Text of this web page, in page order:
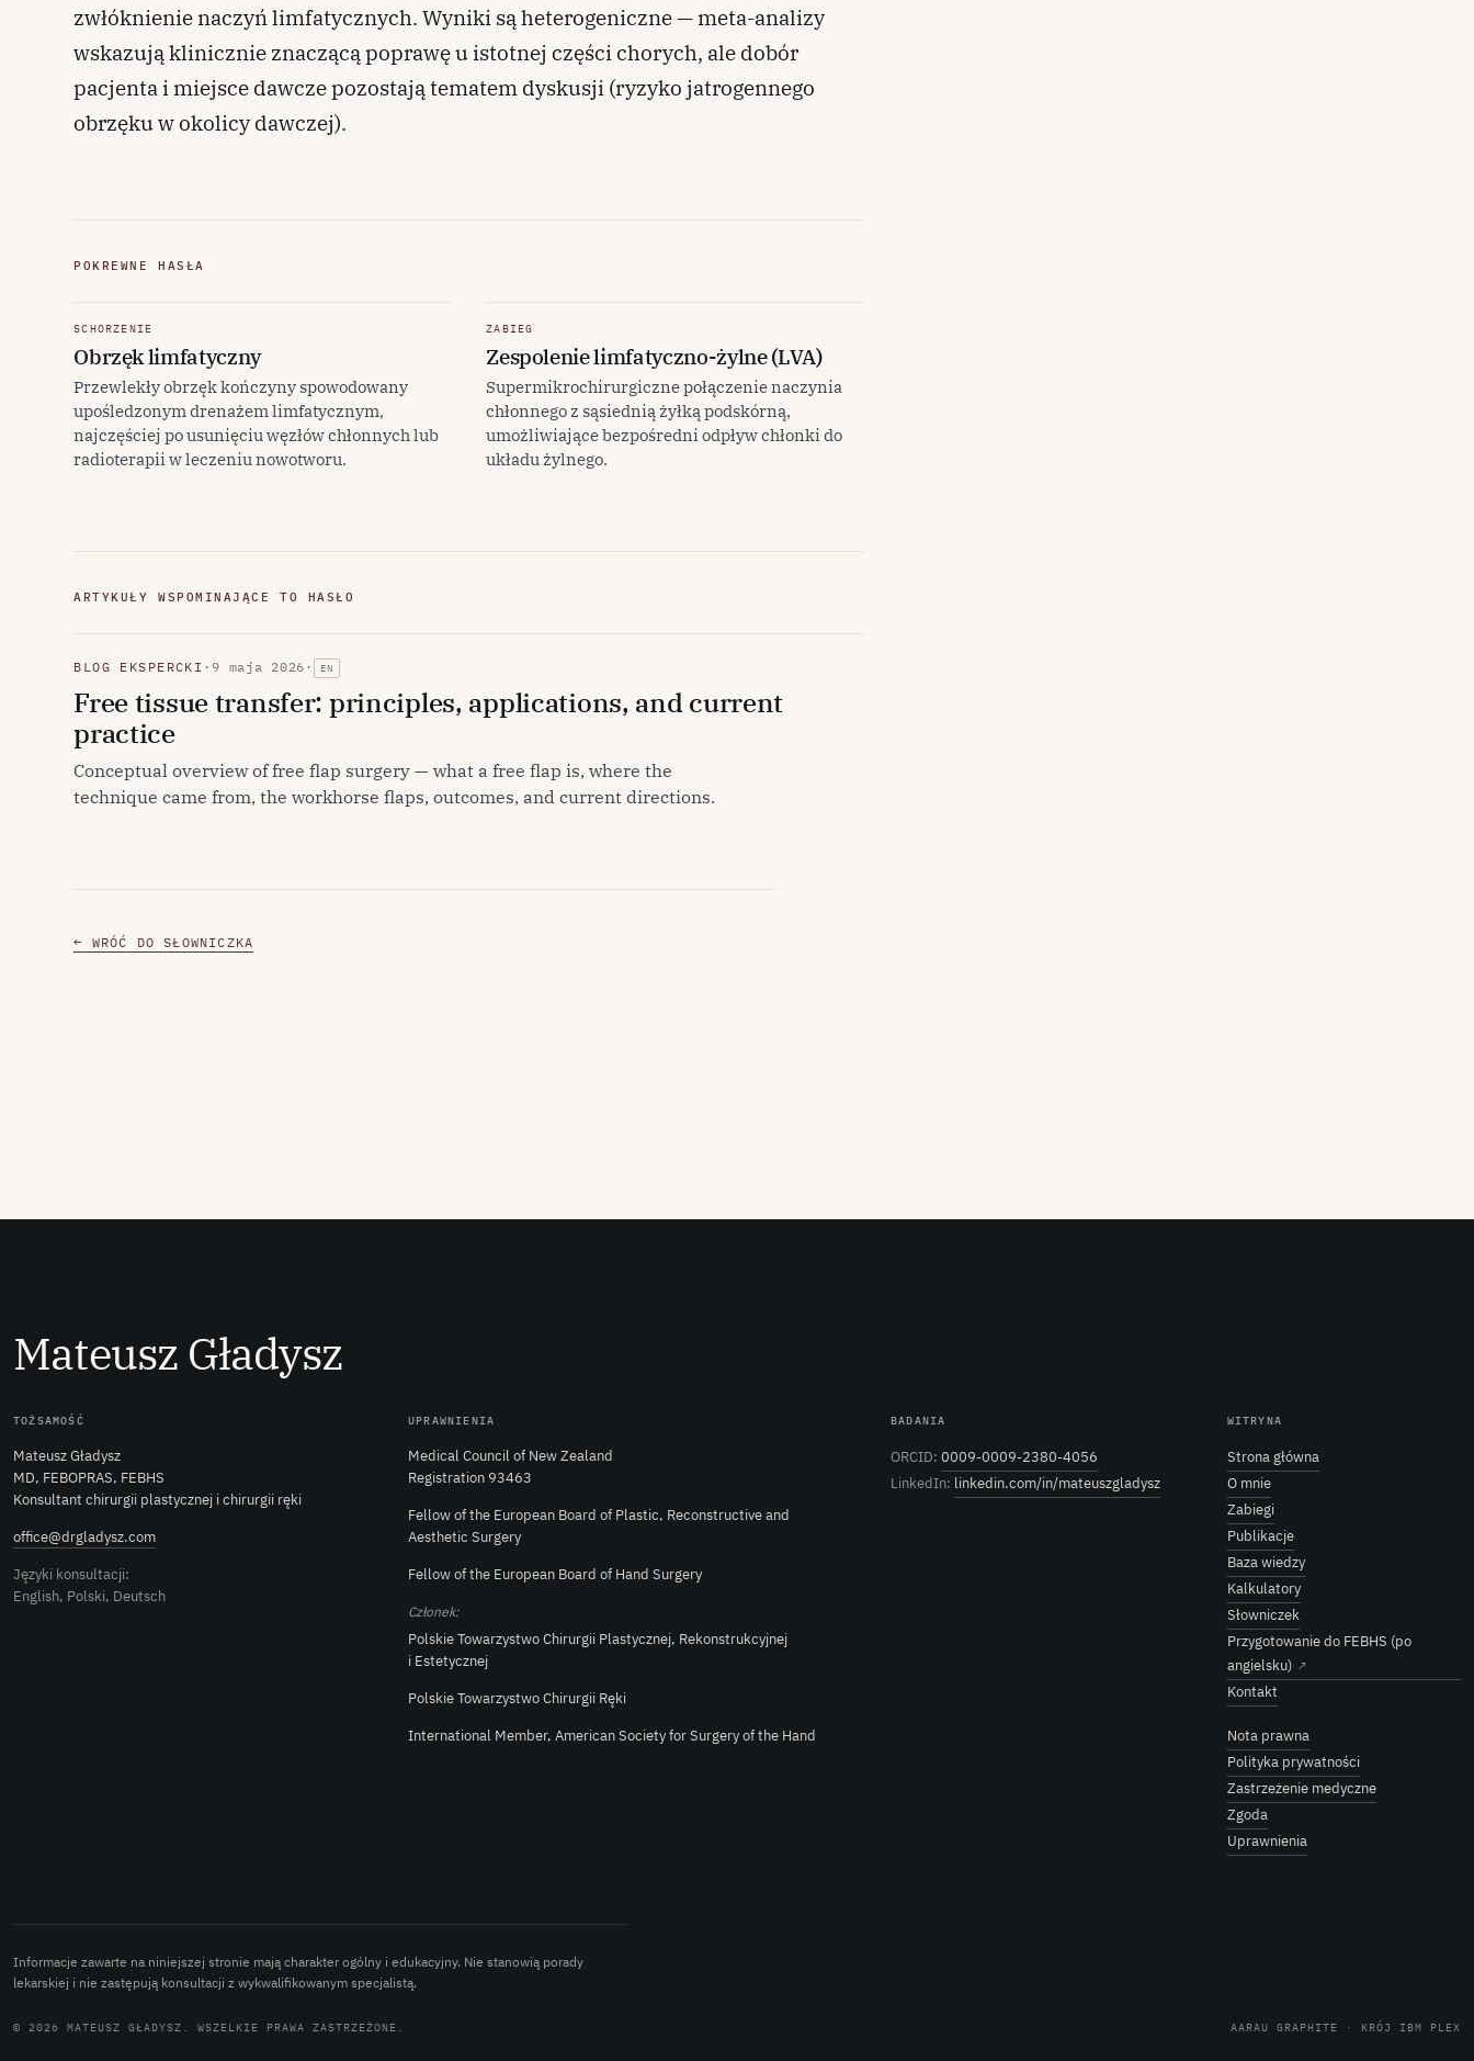
zwłóknienie naczyń limfatycznych. Wyniki są heterogeniczne — meta-analizy
wskazują klinicznie znaczącą poprawę u istotnej części chorych, ale dobór
pacjenta i miejsce dawcze pozostają tematem dyskusji (ryzyko jatrogennego
obrzęku w okolicy dawczej).
POKREWNE HASŁA
SCHORZENIE
Obrzęk limfatyczny
Przewlekły obrzęk kończyny spowodowany
upośledzonym drenażem limfatycznym,
najczęściej po usunięciu węzłów chłonnych lub
radioterapii w leczeniu nowotworu.
ZABIEG
Zespolenie limfatyczno-żylne (LVA)
Supermikrochirurgiczne połączenie naczynia
chłonnego z sąsiednią żyłką podskórną,
umożliwiające bezpośredni odpływ chłonki do
układu żylnego.
ARTYKUŁY WSPOMINAJĄCE TO HASŁO
BLOG EKSPERCKI ·9 maja 2026 · EN
Free tissue transfer: principles, applications, and current
practice
Conceptual overview of free flap surgery — what a free flap is, where the
technique came from, the workhorse flaps, outcomes, and current directions.
← WRÓĆ DO SŁOWNICZKA
Mateusz Gładysz
TOŻSAMOŚĆ
Mateusz Gładysz
MD, FEBOPRAS, FEBHS
Konsultant chirurgii plastycznej i chirurgii ręki
office@drgladysz.com
Języki konsultacji:
English, Polski, Deutsch
UPRAWNIENIA
Medical Council of New Zealand
Registration 93463
Fellow of the European Board of Plastic, Reconstructive and
Aesthetic Surgery
Fellow of the European Board of Hand Surgery
Członek:
Polskie Towarzystwo Chirurgii Plastycznej, Rekonstrukcyjnej
i Estetycznej
Polskie Towarzystwo Chirurgii Ręki
International Member, American Society for Surgery of the Hand
BADANIA
ORCID: 0009-0009-2380-4056
LinkedIn: linkedin.com/in/mateuszgladysz
WITRYNA
Strona główna
O mnie
Zabiegi
Publikacje
Baza wiedzy
Kalkulatory
Słowniczek
Przygotowanie do FEBHS (po
angielsku) ↗
Kontakt
Nota prawna
Polityka prywatności
Zastrzeżenie medyczne
Zgoda
Uprawnienia
Informacje zawarte na niniejszej stronie mają charakter ogólny i edukacyjny. Nie stanowią porady
lekarskiej i nie zastępują konsultacji z wykwalifikowanym specjalistą.
© 2026 MATEUSZ GŁADYSZ. WSZELKIE PRAWA ZASTRZEŻONE. AARAU GRAPHITE · KRÓJ IBM PLEX